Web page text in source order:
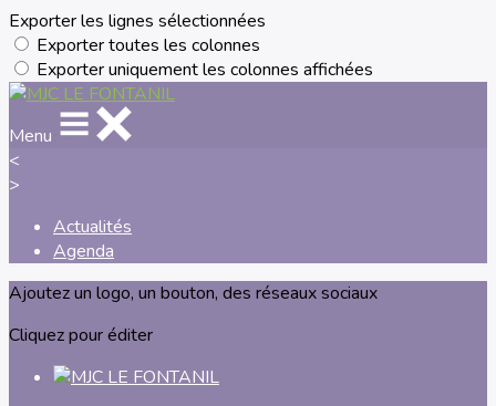
Exporter les lignes sélectionnées
Exporter toutes les colonnes
Exporter uniquement les colonnes affichées
Menu
<
>
Actualités
Agenda
Ajoutez un logo, un bouton, des réseaux sociaux
Cliquez pour éditer